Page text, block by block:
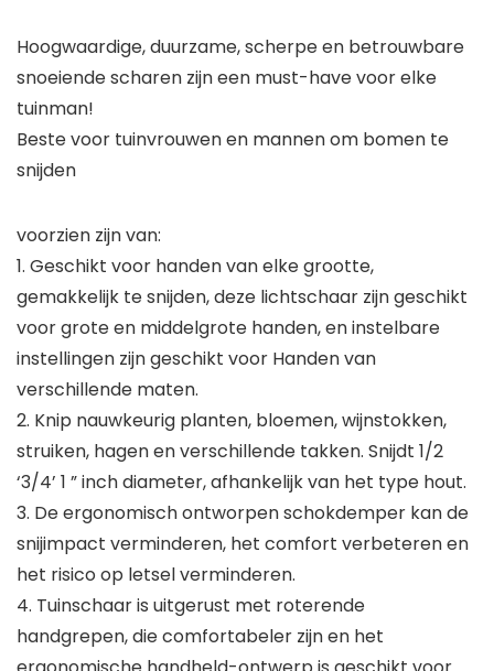
Hoogwaardige, duurzame, scherpe en betrouwbare
snoeiende scharen zijn een must-have voor elke
tuinman!
Beste voor tuinvrouwen en mannen om bomen te
snijden
voorzien zijn van:
1. Geschikt voor handen van elke grootte,
gemakkelijk te snijden, deze lichtschaar zijn geschikt
voor grote en middelgrote handen, en instelbare
instellingen zijn geschikt voor Handen van
verschillende maten.
2. Knip nauwkeurig planten, bloemen, wijnstokken,
struiken, hagen en verschillende takken. Snijdt 1/2
‘3/4’ 1 ” inch diameter, afhankelijk van het type hout.
3. De ergonomisch ontworpen schokdemper kan de
snijimpact verminderen, het comfort verbeteren en
het risico op letsel verminderen.
4. Tuinschaar is uitgerust met roterende
handgrepen, die comfortabeler zijn en het